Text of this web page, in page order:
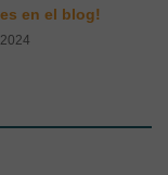
relevantes,
en el blog!